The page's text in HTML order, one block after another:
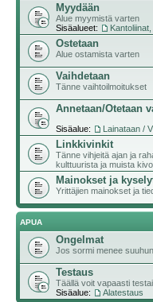
Myydään
Alue myymistä varten
Sisäalueet:
Ostetaan
Alue ostamista varten
Vaihdetaan
Tänne vaihtoilmoitukset
Annetaan/Otetaan
Sisäalue: Lainataan /
Linkkivinkit
Tänne vihjeitä ajan ja
kulttuurista ja muista
Mainokset ja
Yrittäjien mainokset ja
APUA
Ongelmat
Jos sormi menee
Testaus
Täällä voit vapaasti
Sisäalue:
Alatestaus